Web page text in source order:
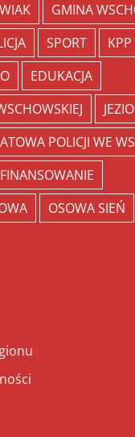
GMINA
SPORT
EDUKACJA
POLICJI WE
OSOWA SIEŃ